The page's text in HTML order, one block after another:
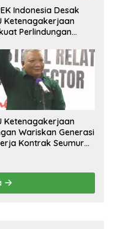
Indonesia Desak
Ketenagakerjaan
Perlindungan
Ketenagakerjaan
Wariskan Generasi
Kontrak Seumur